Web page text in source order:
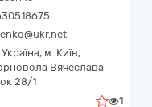
Україна, м. Київ,
Вячеслава
28/1
1